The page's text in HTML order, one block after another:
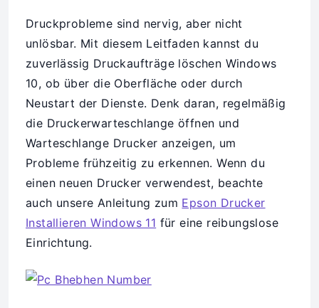
Druckprobleme sind nervig, aber nicht
unlösbar. Mit diesem Leitfaden kannst du
zuverlässig Druckaufträge löschen Windows
10, ob über die Oberfläche oder durch
Neustart der Dienste. Denk daran, regelmäßig
die Druckerwarteschlange öffnen und
Warteschlange Drucker anzeigen, um
Probleme frühzeitig zu erkennen. Wenn du
einen neuen Drucker verwendest, beachte
auch unsere Anleitung zum Epson Drucker
Installieren Windows 11 für eine reibungslose
Einrichtung.